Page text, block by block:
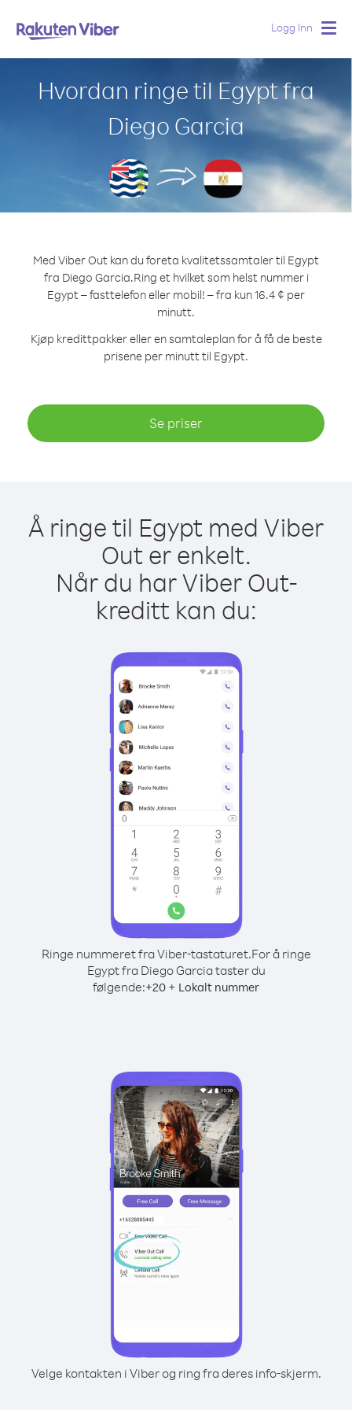
Logg Inn
Hvordan ringe til Egypt fra
Diego Garcia
Med Viber Out kan du foreta kvalitetssamtaler til Egypt
fra Diego Garcia.Ring et hvilket som helst nummer i
Egypt – fasttelefon eller mobil! – fra kun 16.4 ¢ per
minutt.
Kjøp kredittpakker eller en samtaleplan for å få de beste
prisene per minutt til Egypt.
Se priser
Å ringe til Egypt med Viber
Out er enkelt.
Når du har Viber Out-
kreditt kan du:
Ringe nummeret fra Viber-tastaturet.For å ringe
Egypt fra Diego Garcia taster du
følgende:+20 + Lokalt nummer
Velge kontakten i Viber og ring fra deres info-skjerm.